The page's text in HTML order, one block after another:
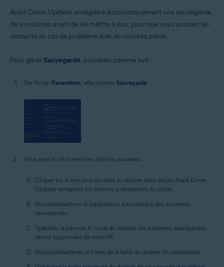
Avast Driver Updater enregistre automatiquement une sauvegarde
de vos pilotes avant de les mettre à jour, pour que vous puissiez les
restaurer en cas de problème avec le nouveau pilote.
Pour gérer Sauvegarde, procédez comme suit :
Sur l'écran Paramètres , sélectionnez Sauvegarde
Vous avez le choix entre les options suivantes :
Cliquer sur le lien pour accéder au dossier dans lequel Avast Driver
Updater enregistre les versions précédentes du pilote.
Activer/désactiver la suppression automatique des anciennes
sauvegardes.
Spécifiez la période à l’issue de laquelle les anciennes sauvegardes
seront supprimées de votre PC.
Activez/désactivez la limite de la taille du dossier de sauvegarde.